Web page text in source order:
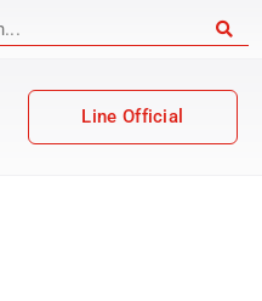
Line Official